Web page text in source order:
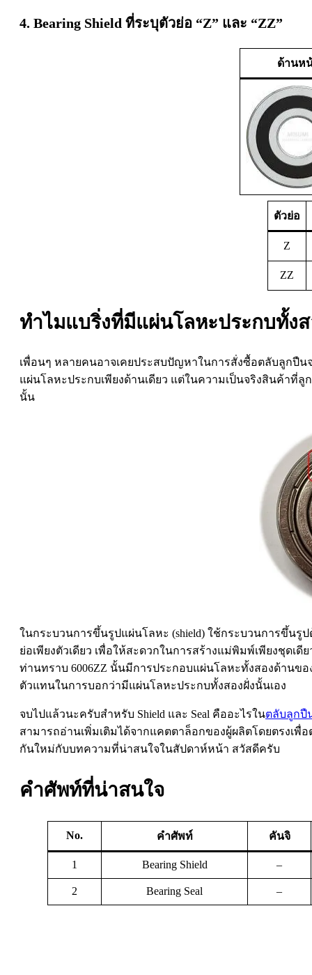
4. Bearing Shield ที่ระบุตัวย่อ “Z” และ “ZZ”
ด้านห
ตัวย่อ
Z
ZZ
ทำไมแบริ่งที่มีแผ่นโลหะประกบทั้งส
เพื่อนๆ หลายคนอาจเคยประสบปัญหาในการสั่งซื้อตลับลูกปื
แผ่นโลหะประกบเพียงด้านเดียว แต่ในความเป็นจริงสินค้าที่
นั้น
ในกระบวนการขึ้นรูปแผ่นโลหะ (shield) ใช้กระบวนการขึ้นรู
ย่อเพียงตัวเดียว เพื่อให้สะดวกในการสร้างแม่พิมพ์เพียงชุด
ท่านทราบ 6006ZZ นั้นมีการประกอบแผ่นโลหะทั้งสองด้าน
ตัวแทนในการบอกว่ามีแผ่นโลหะประกบทั้งสองฝั่งนั้นเอง
จบไปแล้วนะครับสำหรับ Shield และ Seal คืออะไรในตลับลูก
สามารถอ่านเพิ่มเติมได้จากแคตตาล็อกของผู้ผลิตโดยตรง
กันใหม่กับบทความที่น่าสนใจในสัปดาห์หน้า สวัสดีครับ
คำศัพท์ที่น่าสนใจ
No. คำศัพท์ คันจิ
1 Bearing Shield –
2 Bearing Seal –